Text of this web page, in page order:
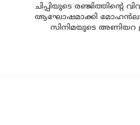
ചിപ്പിയുടെ രഞ്ജിത്തിന്റെ
ആഘോഷമാക്കി
സിനിമയുടെ അണിയറ